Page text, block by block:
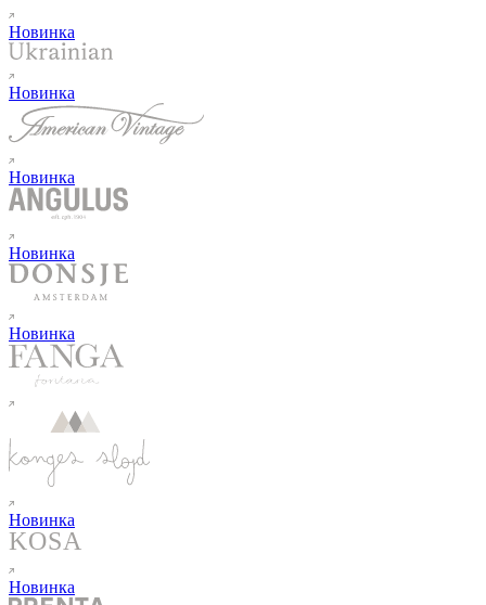
Новинка
Новинка
Новинка
Новинка
Новинка
Новинка
Новинка